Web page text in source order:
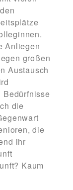
Anliegen
großen
Austausch
Bedürfnisse
die
die
ihr
Kaum